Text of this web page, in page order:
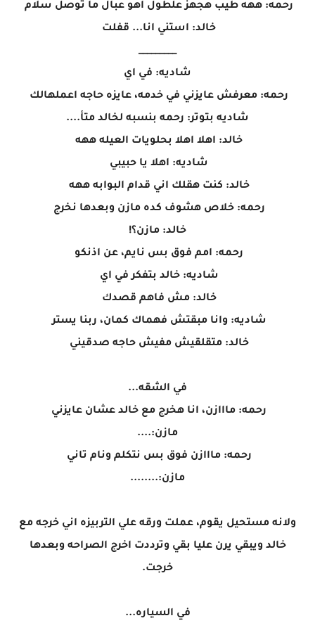
رحمه: ههه طيب هجهز علطول اهو عبال ما توصل سلام
خالد: استني انا... قفلت
_________
شاديه: في اي
رحمه: معرفش عايزني في خدمه، عايزه حاجه اعملهالك
شاديه بتوتر: رحمه بنسبه لخالد متأ....
خالد: اهلا اهلا بحلويات العيله ههه
شاديه: اهلا يا حبيبي
خالد: كنت هقلك اني قدام البوابه ههه
رحمه: خلاص هشوف كده مازن وبعدها نخرج
خالد: مازن؟!
رحمه: امم فوق بس نايم، عن اذنكو
شاديه: خالد بتفكر في اي
خالد: مش فاهم قصدك
شاديه: وانا مبقتش فهماك كمان، ربنا يستر
خالد: متقلقيش مفيش حاجه صدقيني
في الشقه...
رحمه: مااازن، انا هخرج مع خالد عشان عايزني
مازن:....
رحمه: مااازن فوق بس نتكلم ونام تاني
مازن:........
ولانه مستحيل يقوم، عملت ورقه علي التربيزه اني خرجه مع
خالد ويبقي يرن عليا بقي وترددت اخرج الصراحه وبعدها
خرجت.
في السياره...